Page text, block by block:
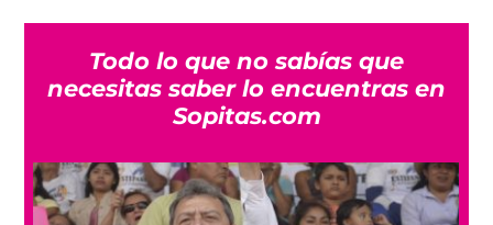
Todo lo que no sabías que
necesitas saber lo encuentras en
Sopitas.com